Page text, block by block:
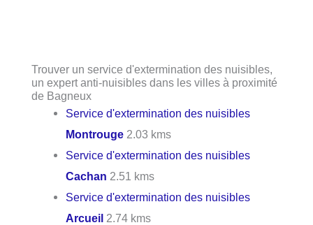
Trouver un service d'extermination des nuisibles,
un expert anti-nuisibles dans les villes à proximité
de Bagneux
Service d'extermination des nuisibles
Montrouge 2.03 kms
Service d'extermination des nuisibles
Cachan 2.51 kms
Service d'extermination des nuisibles
Arcueil 2.74 kms